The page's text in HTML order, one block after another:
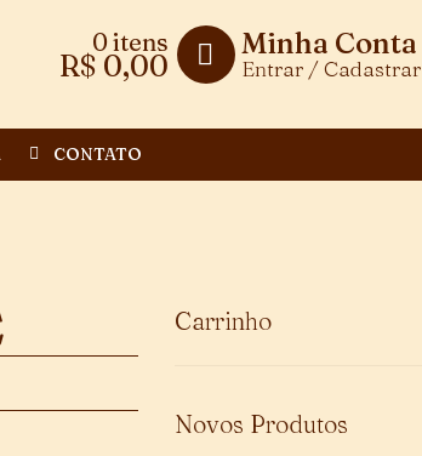
0 itens
R$ 0,00
Minha Conta
Entrar / Cadastrar
CONTATO
Carrinho
Novos Produtos